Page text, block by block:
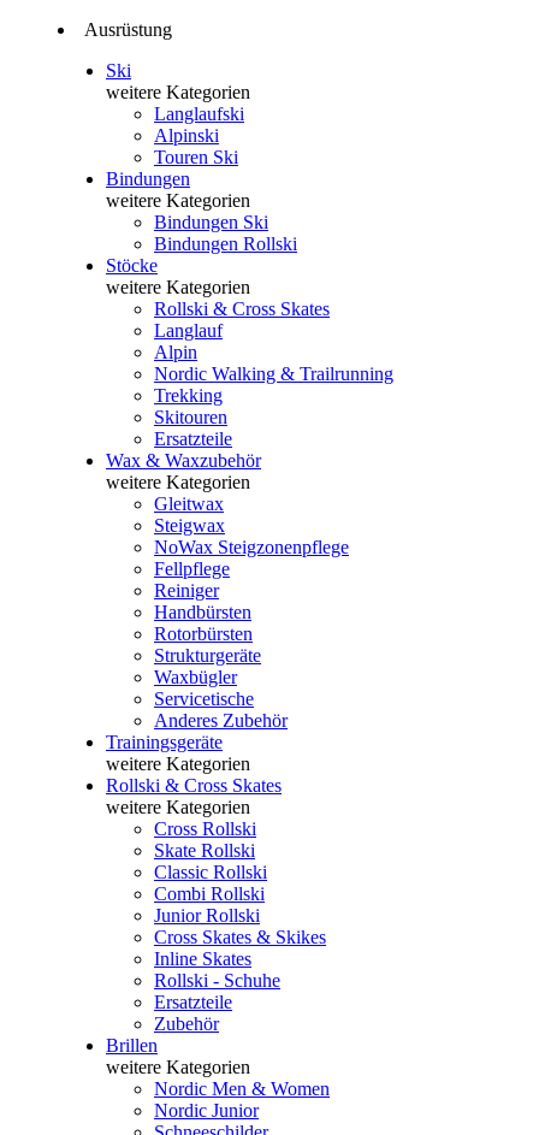
Ausrüstung
Ski
weitere Kategorien
Langlaufski
Alpinski
Touren Ski
Bindungen
weitere Kategorien
Bindungen Ski
Bindungen Rollski
Stöcke
weitere Kategorien
Rollski & Cross Skates
Langlauf
Alpin
Nordic Walking & Trailrunning
Trekking
Skitouren
Ersatzteile
Wax & Waxzubehör
weitere Kategorien
Gleitwax
Steigwax
NoWax Steigzonenpflege
Fellpflege
Reiniger
Handbürsten
Rotorbürsten
Strukturgeräte
Waxbügler
Servicetische
Anderes Zubehör
Trainingsgeräte
weitere Kategorien
Rollski & Cross Skates
weitere Kategorien
Cross Rollski
Skate Rollski
Classic Rollski
Combi Rollski
Junior Rollski
Cross Skates & Skikes
Inline Skates
Rollski - Schuhe
Ersatzteile
Zubehör
Brillen
weitere Kategorien
Nordic Men & Women
Nordic Junior